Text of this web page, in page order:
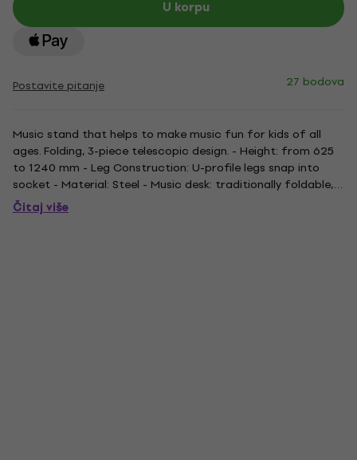
U korpu
Postavite pitanje 27 bodova
Music stand that helps to make music fun for kids of all
ages. Folding, 3-piece telescopic design. - Height: from 625
to 1240 mm - Leg Construction: U-profile legs snap into
socket - Material: Steel - Music desk: traditionally foldable,
435 x 215 mm - Rod combination: 3-piece folding design -
Size when folded: 490 mm - Weight: 1,31 kg - Colour:...
Čitaj više